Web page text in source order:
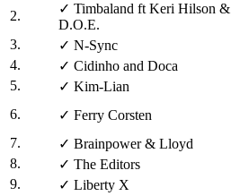
2.
✓ Timbaland ft Keri Hilson &
D.O.E.
3.
✓ N-Sync
4.
✓ Cidinho and Doca
5.
✓ Kim-Lian
6.
✓ Ferry Corsten
7.
✓ Brainpower & Lloyd
8.
✓ The Editors
9.
✓ Liberty X